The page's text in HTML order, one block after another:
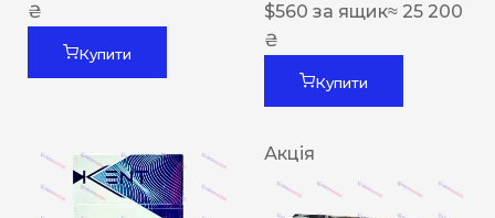
₴
Купити
$560 за ящик≈ 25 200
₴
Купити
Акція